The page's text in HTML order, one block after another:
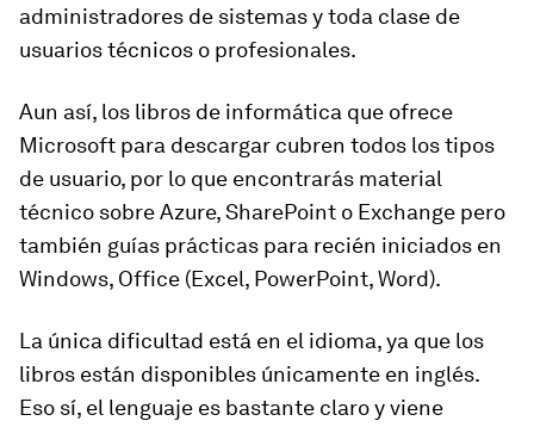
administradores de sistemas y toda clase de
usuarios técnicos o profesionales.
Aun así, los libros de informática que ofrece
Microsoft para descargar cubren todos los tipos
de usuario, por lo que encontrarás material
técnico sobre Azure, SharePoint o Exchange pero
también guías prácticas para recién iniciados en
Windows, Office (Excel, PowerPoint, Word).
La única dificultad está en el idioma, ya que los
libros están disponibles únicamente en inglés.
Eso sí, el lenguaje es bastante claro y viene